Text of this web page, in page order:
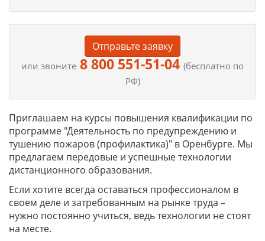
Отправьте заявку
или звоните 8 800 551-51-04 (бесплатно по
РФ)
Приглашаем на курсы повышения квалификации по
программе "Деятельность по предупреждению и
тушению пожаров (профилактика)" в Оренбурге. Мы
предлагаем передовые и успешные технологии
дистанционного образования.
Если хотите всегда оставаться профессионалом в
своем деле и затребованным на рынке труда –
нужно постоянно учиться, ведь технологии не стоят
на месте.